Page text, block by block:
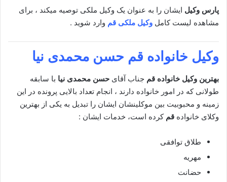
پارس وکیل ایشان را به عنوان یک وکیل ملکی توصیه میکند ، برای
مشاهده لیست کامل وکیل ملکی قم وارد شوید .
وکیل خانواده قم حسن محمدی نیا
بهترین وکیل خانواده قم جناب آقای حسن محمدی نیا با سابقه
طولانی که در امور خانواده دارند ، انجام تعداد بالایی پرونده در این
زمینه و محبوبیت بین موکلینشان ایشان را تبدیل به یکی از بهترین
وکلای خانواده قم کرده است، خدمات ایشان :
طلاق توافقی
مهریه
حضانت